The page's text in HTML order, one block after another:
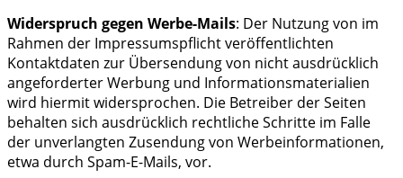
Widerspruch gegen Werbe-Mails: Der Nutzung von im
Rahmen der Impressumspflicht veröffentlichten
Kontaktdaten zur Übersendung von nicht ausdrücklich
angeforderter Werbung und Informationsmaterialien
wird hiermit widersprochen. Die Betreiber der Seiten
behalten sich ausdrücklich rechtliche Schritte im Falle
der unverlangten Zusendung von Werbeinformationen,
etwa durch Spam-E-Mails, vor.